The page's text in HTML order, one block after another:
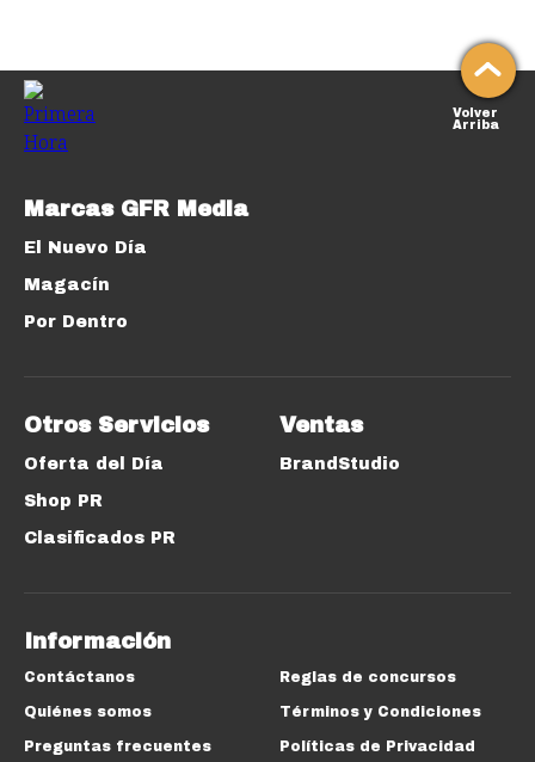
Volver
Arriba
Marcas GFR Media
El Nuevo Día
Magacín
Por Dentro
Otros Servicios
Oferta del Día
Shop PR
Clasificados PR
Ventas
BrandStudio
Información
Contáctanos
Quiénes somos
Preguntas frecuentes
Reglas de concursos
Términos y Condiciones
Políticas de Privacidad